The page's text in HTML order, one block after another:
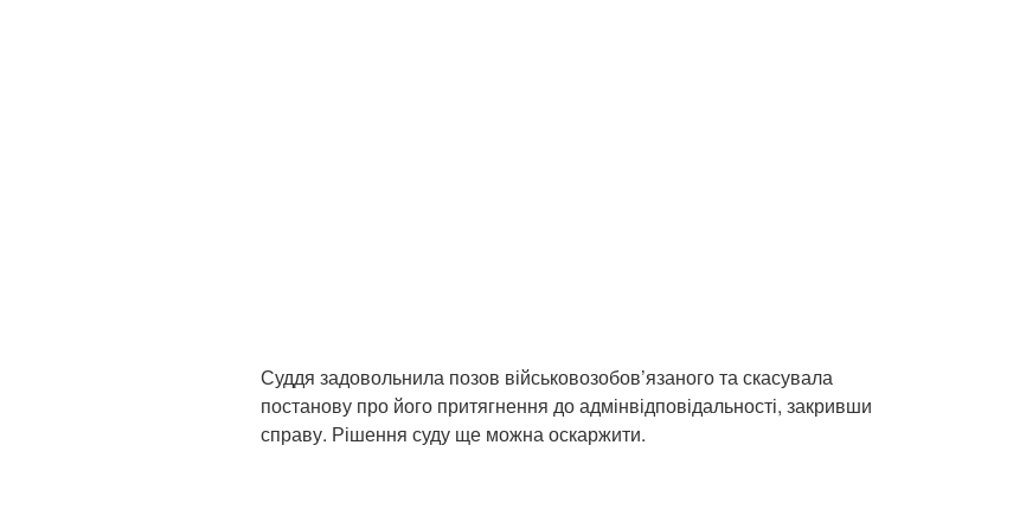
Суддя задовольнила позов військовозобов’язаного та скасувала
постанову про його притягнення до адмінвідповідальності, закривши
справу. Рішення суду ще можна оскаржити.